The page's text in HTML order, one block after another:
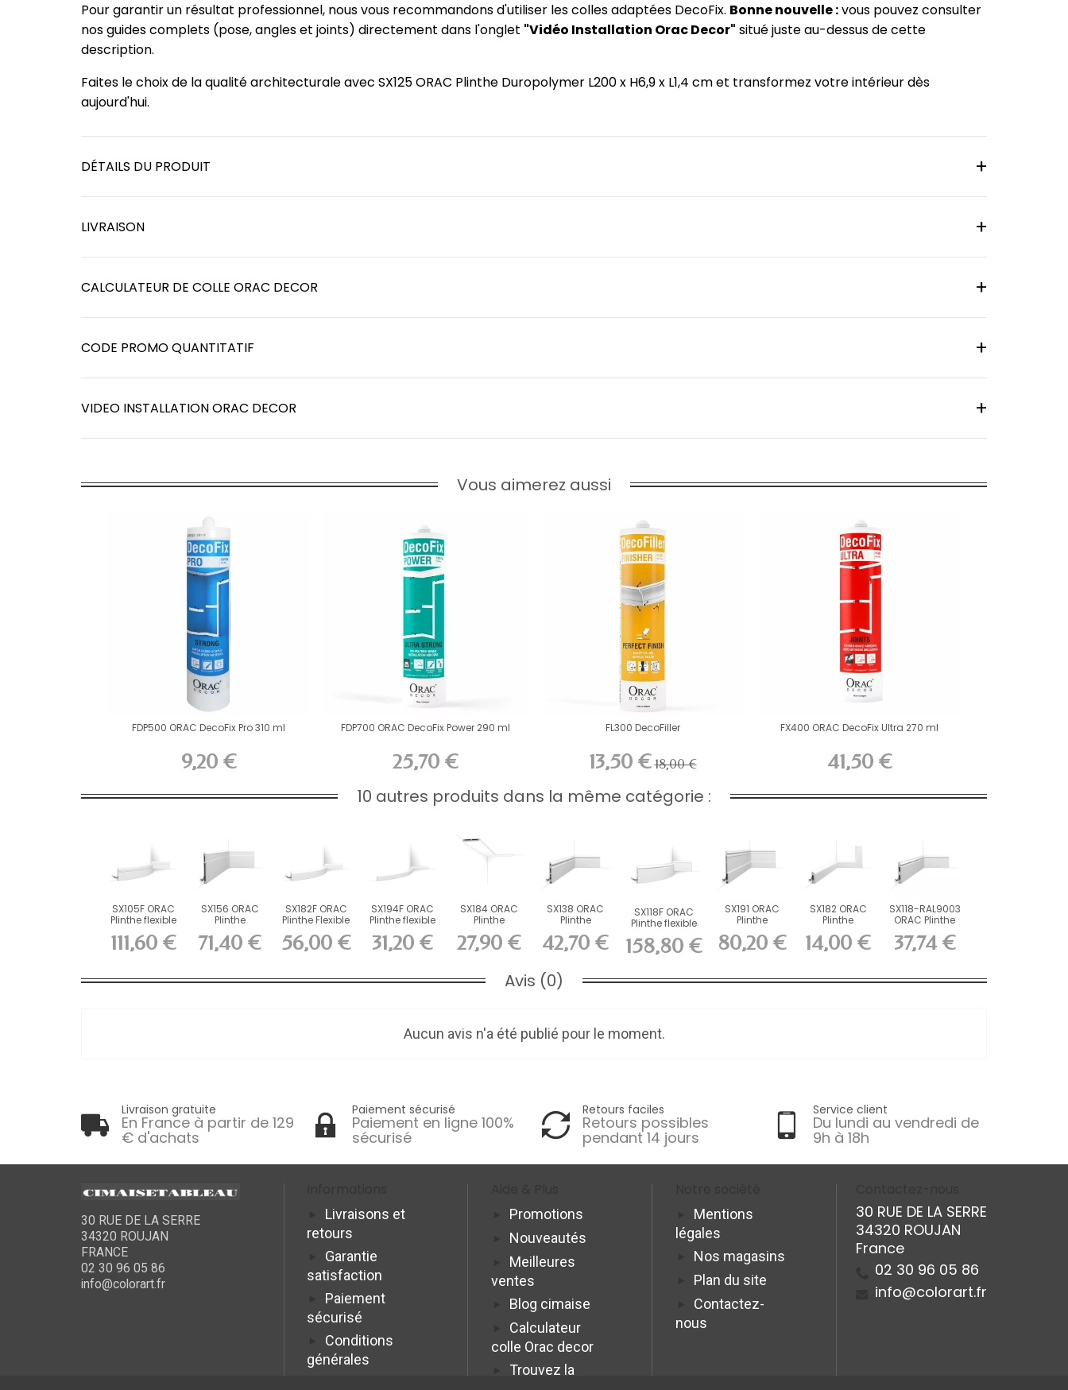
Pour garantir un résultat professionnel, nous vous recommandons d'utiliser les colles adaptées DecoFix. Bonne nouvelle :vous pouvez consulter
nos guides complets (pose, angles et joints) directement dans l'onglet "Vidéo Installation Orac Decor" situé juste au-dessus de cette
description.
Faites le choix de la qualité architecturale avec SX125 ORAC Plinthe Duropolymer L200 x H6,9 x L1,4 cm et transformez votre intérieur dès
aujourd'hui.
DÉTAILS DU PRODUIT
LIVRAISON
CALCULATEUR DE COLLE ORAC DECOR
CODE PROMO QUANTITATIF
VIDEO INSTALLATION ORAC DECOR
Vous aimerez aussi
FDP500 ORAC DecoFix Pro 310 ml
9,20 €
FDP700 ORAC DecoFix Power 290 ml
25,70 €
FL300 DecoFiller
13,50 € 18,00 €
FX400 ORAC DecoFix Ultra 270 ml
41,50 €
10 autres produits dans la même catégorie :
SX105F ORAC
Plinthe flexible
111,60 €
SX156 ORAC
Plinthe
L200 x...
71,40 €
SX182F ORAC
Plinthe Flexible
56,00 €
SX194F ORAC
Plinthe flexible
31,20 €
SX184 ORAC
Plinthe
L200 x H11...
27,90 €
SX138 ORAC
Plinthe
L200 x...
42,70 €
SX118F ORAC
Plinthe flexible
158,80 €
SX191 ORAC
Plinthe
L200 x H21...
80,20 €
SX182 ORAC
Plinthe
L200 x H5 x...
14,00 €
SX118-RAL9003
ORAC Plinthe
37,74 €
Avis (0)
Aucun avis n'a été publié pour le moment.
Livraison gratuite
En France à partir de 129
€ d'achats
Paiement sécurisé
Paiement en ligne 100%
sécurisé
Retours faciles
Retours possibles
pendant 14 jours
Service client
Du lundi au vendredi de
9h à 18h
30 RUE DE LA SERRE
34320 ROUJAN
FRANCE
02 30 96 05 86
info@colorart.fr
Livraisons et
retours
Garantie
satisfaction
Paiement
sécurisé
Conditions
générales
Promotions
Nouveautés
Meilleures
ventes
Blog cimaise
Calculateur
colle Orac decor
Trouvez la
Mentions
légales
Nos magasins
Plan du site
Contactez-
nous
30 RUE DE LA SERRE
34320 ROUJAN
France
02 30 96 05 86
info@colorart.fr